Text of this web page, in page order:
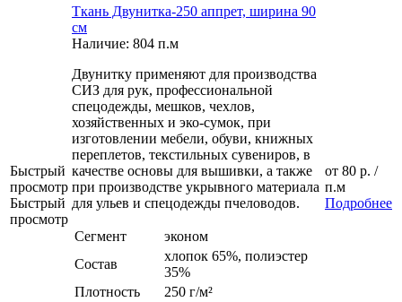
Быстрый
просмотр
Быстрый
просмотр
Ткань Двунитка-250 аппрет, ширина 90
см
Наличие: 804 п.м
Двунитку применяют для производства
СИЗ для рук, профессиональной
спецодежды, мешков, чехлов,
хозяйственных и эко-сумок, при
изготовлении мебели, обуви, книжных
переплетов, текстильных сувениров, в
качестве основы для вышивки, а также
при производстве укрывного материала
для ульев и спецодежды пчеловодов.
Сегмент
эконом
Состав
хлопок 65%, полиэстер
35%
Плотность
250 г/м²
от 80 р. /
п.м
Подробнее